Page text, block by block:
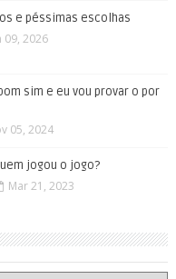
e péssimas escolhas
09, 2026
sim e eu vou provar o por
05, 2024
jogou o jogo?
Mar 21, 2023